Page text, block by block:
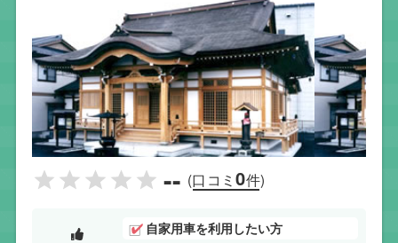
-- (口コミ0件)
自家用車を利用したい方